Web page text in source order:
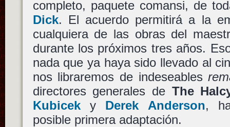
completo, paquete comansi, de
Dick. El acuerdo permitirá a la
cualquiera de las obras del
durante los próximos tres años.
nada que ya haya sido llevado al
nos libraremos de indeseables
directores generales de The
Kubiceky Derek Anderson,
posible primera adaptación.